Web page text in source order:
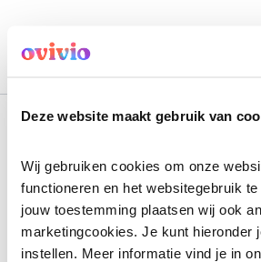
Deze website maakt gebruik van
Wij gebruiken cookies om onze
functioneren en het websitegebruik
jouw toestemming plaatsen wij ook
marketingcookies. Je kunt hieronder
instellen. Meer informatie vind je in
content